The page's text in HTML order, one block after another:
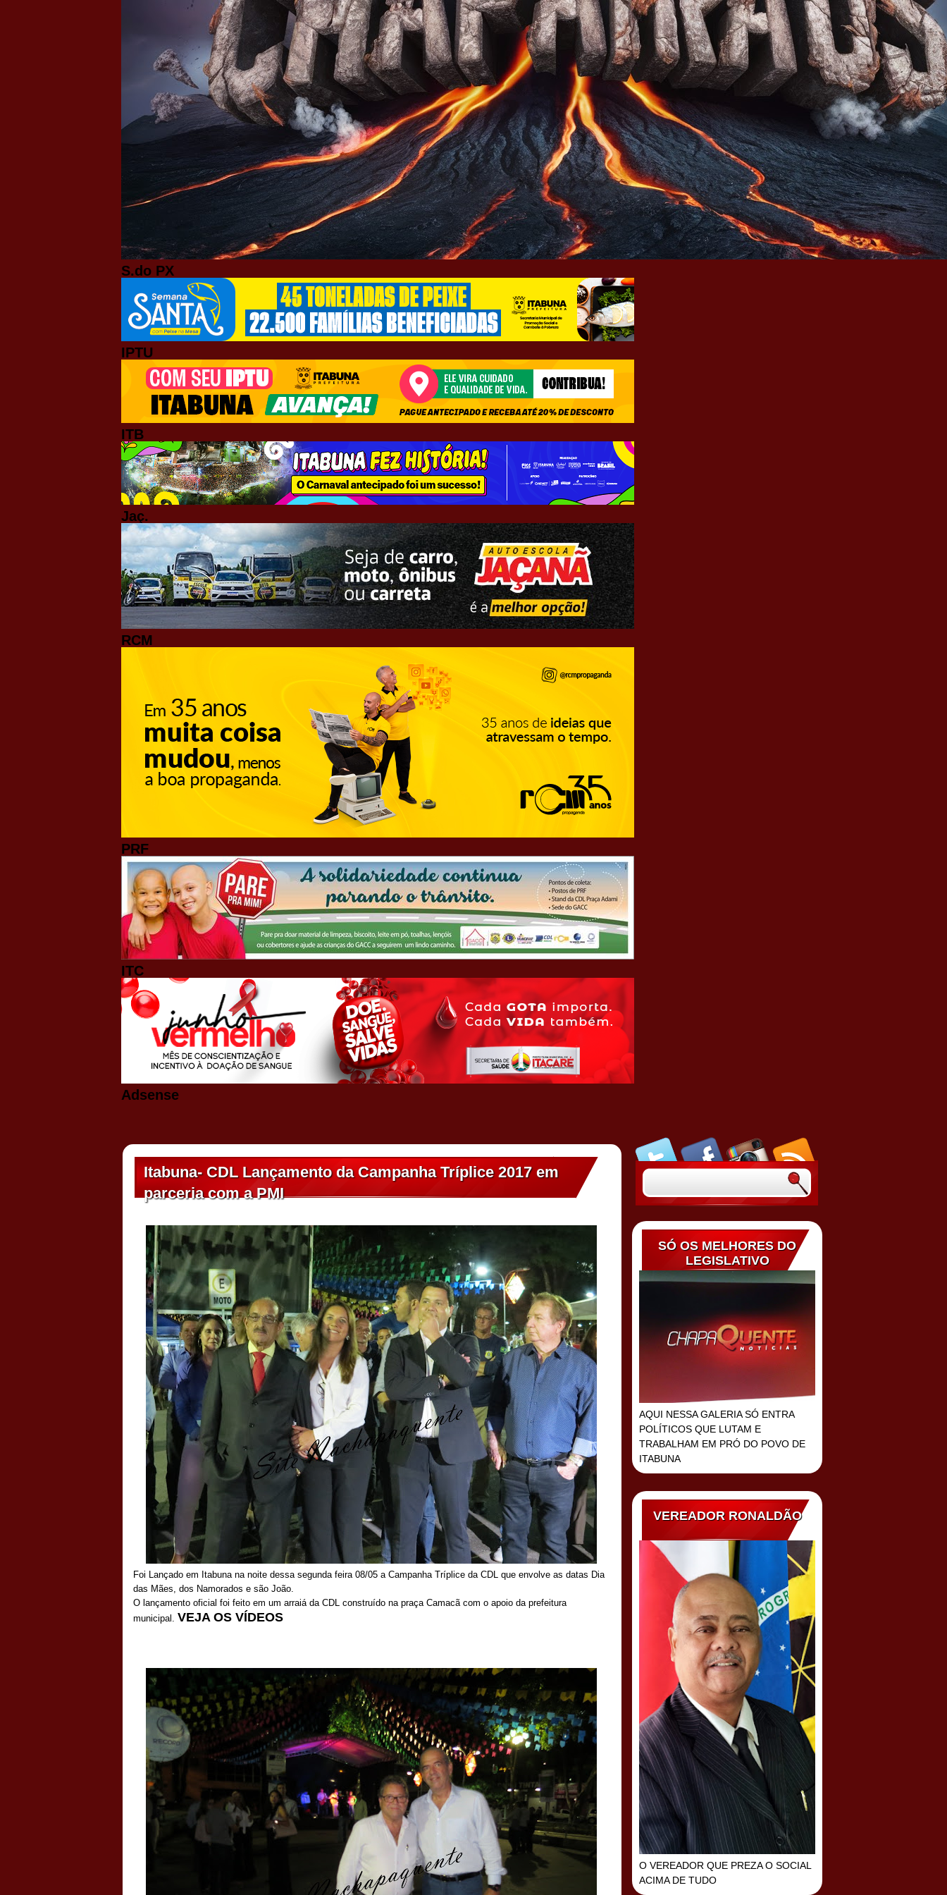
S.do PX
IPTU
ITB
Jaç.
RCM
PRF
ITC
Adsense
Itabuna- CDL Lançamento da Campanha Tríplice 2017 em
parceria com a PMI
Foi Lançado em Itabuna na noite dessa segunda feira 08/05 a Campanha Tríplice da CDL que envolve as datas Dia
das Mães, dos Namorados e são João.
O lançamento oficial foi feito em um arraiá da CDL construído na praça Camacã com o apoio da prefeitura
municipal. VEJA OS VÍDEOS
SÓ OS MELHORES DO
LEGISLATIVO
AQUI NESSA GALERIA SÓ ENTRA
POLÍTICOS QUE LUTAM E
TRABALHAM EM PRÓ DO POVO DE
ITABUNA
VEREADOR RONALDÃO
O VEREADOR QUE PREZA O SOCIAL
ACIMA DE TUDO